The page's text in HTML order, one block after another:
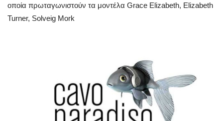
Mykonos Ticker TV
οποία πρωταγωνιστούν τα μοντέλα Grace Elizabeth, Elizabeth
Turner, Solveig Mork